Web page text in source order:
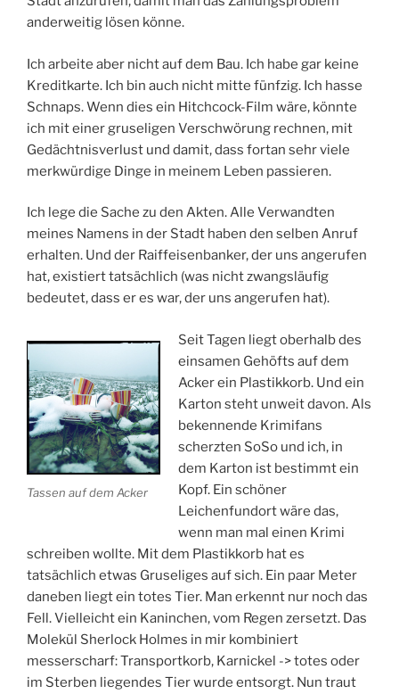
anderweitig lösen könne.
Ich arbeite aber nicht auf dem Bau. Ich habe gar keine
Kreditkarte. Ich bin auch nicht mitte fünfzig. Ich hasse
Schnaps. Wenn dies ein Hitchcock-Film wäre, könnte
ich mit einer gruseligen Verschwörung rechnen, mit
Gedächtnisverlust und damit, dass fortan sehr viele
merkwürdige Dinge in meinem Leben passieren.
Ich lege die Sache zu den Akten. Alle Verwandten
meines Namens in der Stadt haben den selben Anruf
erhalten. Und der Raiffeisenbanker, der uns angerufen
hat, existiert tatsächlich (was nicht zwangsläufig
bedeutet, dass er es war, der uns angerufen hat).
Tassen auf dem Acker
Seit Tagen liegt oberhalb des
einsamen Gehöfts auf dem
Acker ein Plastikkorb. Und ein
Karton steht unweit davon. Als
bekennende Krimifans
scherzten SoSo und ich, in
dem Karton ist bestimmt ein
Kopf. Ein schöner
Leichenfundort wäre das,
wenn man mal einen Krimi
schreiben wollte. Mit dem Plastikkorb hat es
tatsächlich etwas Gruseliges auf sich. Ein paar Meter
daneben liegt ein totes Tier. Man erkennt nur noch das
Fell. Vielleicht ein Kaninchen, vom Regen zersetzt. Das
Molekül Sherlock Holmes in mir kombiniert
messerscharf: Transportkorb, Karnickel -> totes oder
im Sterben liegendes Tier wurde entsorgt. Nun traut